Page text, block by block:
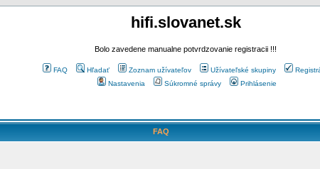
hifi.slovanet.sk
Bolo zavedene manualne potvrdzovanie registracii !!!
FAQ Hľadať Zoznam užívateľov Užívateľské skupiny
Nastavenia
Súkromné správy Prihlásenie
FAQ